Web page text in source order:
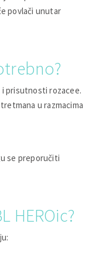
povlači unutar
prisutnosti rozacee.
u razmacima
se preporučiti
HEROic?